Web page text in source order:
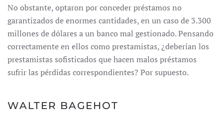
No obstante, optaron por conceder préstamos no
garantizados de enormes cantidades, en un caso de 3.300
millones de dólares a un banco mal gestionado. Pensando
correctamente en ellos como prestamistas, ¿deberían los
prestamistas sofisticados que hacen malos préstamos
sufrir las pérdidas correspondientes? Por supuesto.
WALTER BAGEHOT